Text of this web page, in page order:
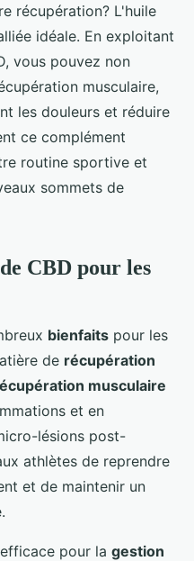
récupération? L'huile
idéale. En exploitant
vous pouvez non
musculaire,
les douleurs et réduire
ce complément
routine sportive et
sommets de
CBD pour les
bienfaits pour les
de récupération
musculaire
et en
lésions post-
athlètes de reprendre
et de maintenir un
pour la gestion